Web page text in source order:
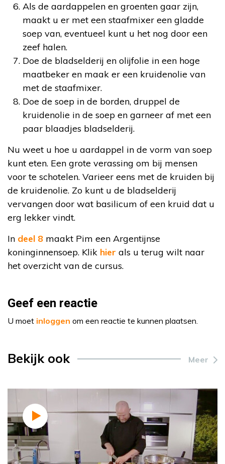
Als de aardappelen en groenten gaar zijn,
maakt u er met een staafmixer een gladde
soep van, eventueel kunt u het nog door een
zeef halen.
Doe de bladselderij en olijfolie in een hoge
maatbeker en maak er een kruidenolie van
met de staafmixer.
Doe de soep in de borden, druppel de
kruidenolie in de soep en garneer af met een
paar blaadjes bladselderij.
Nu weet u hoe u aardappel in de vorm van soep
kunt eten. Een grote verassing om bij mensen
voor te schotelen. Varieer eens met de kruiden bij
de kruidenolie. Zo kunt u de bladselderij
vervangen door wat basilicum of een kruid dat u
erg lekker vindt.
In deel 8 maakt Pim een Argentijnse
koninginnensoep. Klik hier als u terug wilt naar
het overzicht van de cursus.
Geef een reactie
U moet inloggen om een reactie te kunnen plaatsen.
Bekijk ook Meer